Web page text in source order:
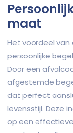
maat
Het voordeel van
persoonlijke
Door een
afgestemde
dat perfect
levensstijl. Deze
op een